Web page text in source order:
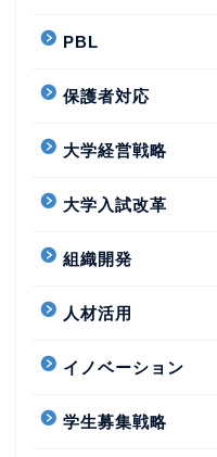
PBL
保護者対応
大学経営戦略
大学入試改革
組織開発
人材活用
イノベーション
学生募集戦略